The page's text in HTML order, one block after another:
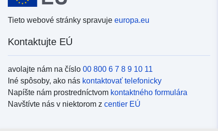
Tieto webové stránky spravuje europa.eu
Kontaktujte EÚ
avolajte nám na číslo 00 800 6 7 8 9 10 11
Iné spôsoby, ako nás kontaktovať telefonicky
Napíšte nám prostredníctvom kontaktného formulára
Navštívte nás v niektorom z centier EÚ